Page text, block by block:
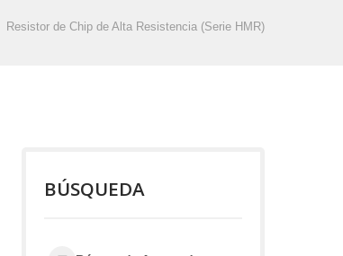
Resistor de Chip de Alta Resistencia (Serie HMR)
BÚSQUEDA